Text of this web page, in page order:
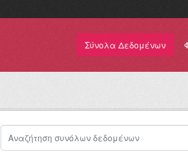
Σύνολα Δεδομένων